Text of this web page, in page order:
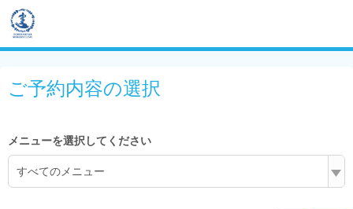
ご予約内容の選択
メニューを選択してください
すべてのメニュー
5:00